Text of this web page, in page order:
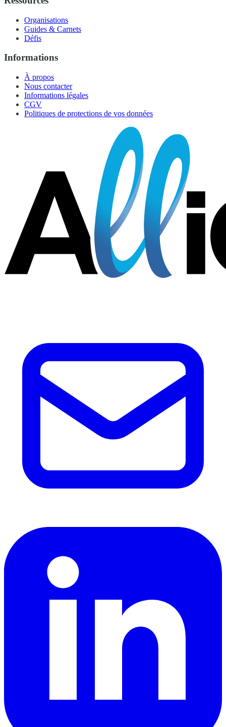
Organisations
Guides & Carnets
Défis
Informations
À propos
Nous contacter
Informations légales
CGV
Politiques de protections de vos données